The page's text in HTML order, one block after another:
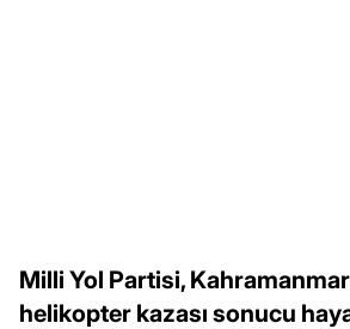
Milli Yol Partisi,
helikopter kazası sonucu